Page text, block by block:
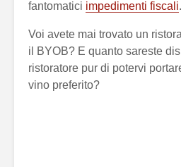
fantomatici impedimenti fiscali.
Voi avete mai trovato un
il BYOB? E quanto sareste
ristoratore pur di potervi
vino preferito?